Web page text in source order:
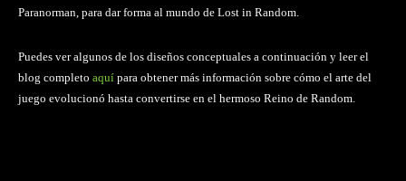
Paranorman, para dar forma al mundo de Lost in Random.
Puedes ver algunos de los diseños conceptuales a continuación y leer el
blog completo aquí para obtener más información sobre cómo el arte del
juego evolucionó hasta convertirse en el hermoso Reino de Random.